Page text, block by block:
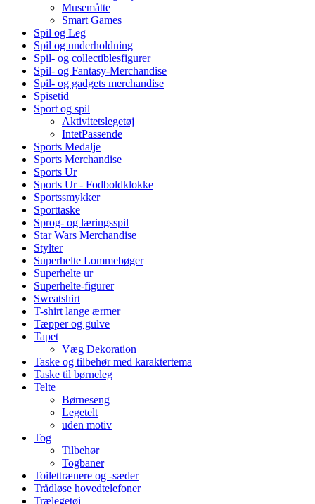
Musemåtte
Smart Games
Spil og Leg
Spil og underholdning
Spil- og collectiblesfigurer
Spil- og Fantasy-Merchandise
Spil- og gadgets merchandise
Spisetid
Sport og spil
Aktivitetslegetøj
IntetPassende
Sports Medalje
Sports Merchandise
Sports Ur
Sports Ur - Fodboldklokke
Sportssmykker
Sporttaske
Sprog- og læringsspil
Star Wars Merchandise
Stylter
Superhelte Lommebøger
Superhelte ur
Superhelte-figurer
Sweatshirt
T-shirt lange ærmer
Tæpper og gulve
Tapet
Væg Dekoration
Taske og tilbehør med karaktertema
Taske til børneleg
Telte
Børneseng
Legetelt
uden motiv
Tog
Tilbehør
Togbaner
Toilettrænere og -sæder
Trådløse hovedtelefoner
Trælegetøj